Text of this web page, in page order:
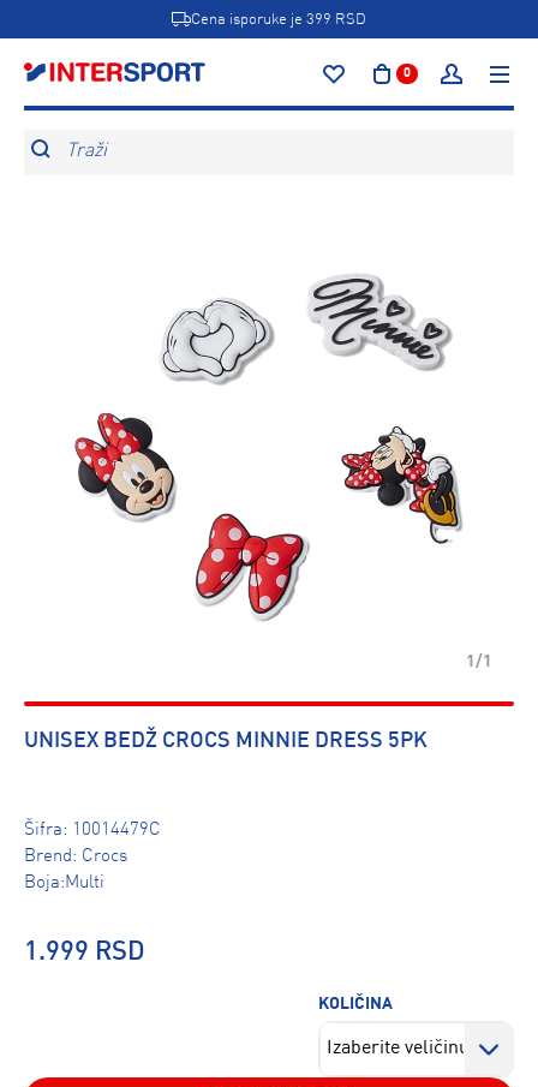
Cena isporuke je 399 RSD
0
Traži
1/1
UNISEX BEDŽ CROCS MINNIE DRESS 5PK
Šifra: 10014479C
Brend: Crocs
Boja:Multi
1.999 RSD
KOLIČINA